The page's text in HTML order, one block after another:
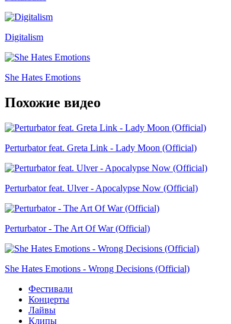
Digitalism
She Hates Emotions
Похожие видео
Perturbator feat. Greta Link - Lady Moon (Official)
Perturbator feat. Ulver - Apocalypse Now (Official)
Perturbator - The Art Of War (Official)
She Hates Emotions - Wrong Decisions (Official)
Фестивали
Концерты
Лайвы
Клипы